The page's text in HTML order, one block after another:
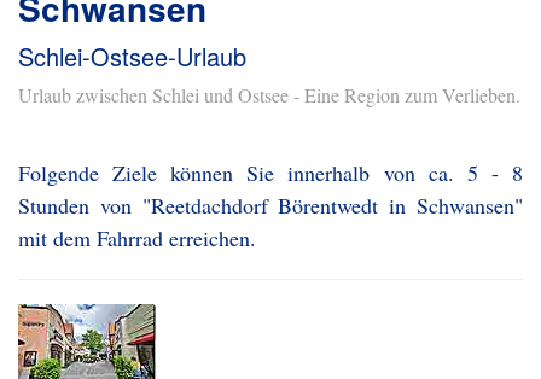
Schlei-Ostsee-Urlaub
Urlaub zwischen Schlei und Ostsee - Eine Region zum Verlieben.
Folgende Ziele können Sie innerhalb von ca. 5 - 8
Stunden von "Reetdachdorf Börentwedt in Schwansen"
mit dem Fahrrad erreichen.